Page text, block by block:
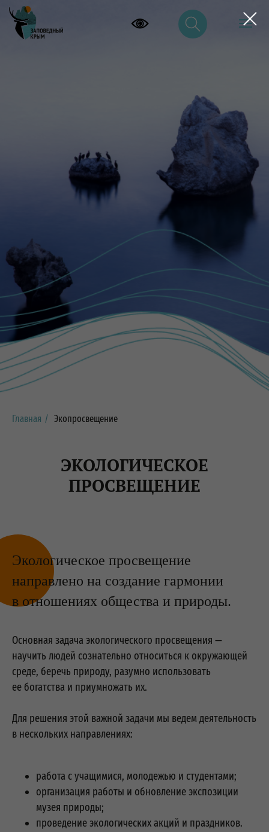
Главная / Экопросвещение
ЭКОЛОГИЧЕСКОЕ
ПРОСВЕЩЕНИЕ
Экологическое просвещение
направлено на создание гармонии
в отношениях общества и природы.
Основная задача экологического просвещения —
научить людей сознательно относиться к окружающей
среде, беречь природу, разумно использовать
ее богатства и приумножать их.
Для решения этой важной задачи мы ведем деятельность
в нескольких направлениях:
работа с учащимися, молодежью и студентами;
организация работы и обновление экспозиции
музея природы;
проведение экологических акций и праздников.